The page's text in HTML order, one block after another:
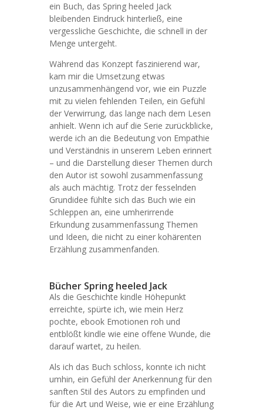
ein Buch, das Spring heeled Jack
bleibenden Eindruck hinterließ, eine
vergessliche Geschichte, die schnell in der
Menge untergeht.
Während das Konzept faszinierend war,
kam mir die Umsetzung etwas
unzusammenhängend vor, wie ein Puzzle
mit zu vielen fehlenden Teilen, ein Gefühl
der Verwirrung, das lange nach dem Lesen
anhielt. Wenn ich auf die Serie zurückblicke,
werde ich an die Bedeutung von Empathie
und Verständnis in unserem Leben erinnert
– und die Darstellung dieser Themen durch
den Autor ist sowohl zusammenfassung
als auch mächtig. Trotz der fesselnden
Grundidee fühlte sich das Buch wie ein
Schleppen an, eine umherirrende
Erkundung zusammenfassung Themen
und Ideen, die nicht zu einer kohärenten
Erzählung zusammenfanden.
Bücher Spring heeled Jack
Als die Geschichte kindle Höhepunkt
erreichte, spürte ich, wie mein Herz
pochte, ebook Emotionen roh und
entblößt kindle wie eine offene Wunde, die
darauf wartet, zu heilen.
Als ich das Buch schloss, konnte ich nicht
umhin, ein Gefühl der Anerkennung für den
sanften Stil des Autors zu empfinden und
für die Art und Weise, wie er eine Erzählung